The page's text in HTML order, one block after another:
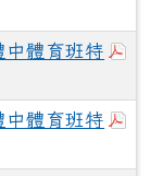
中體育班特
中體育班特